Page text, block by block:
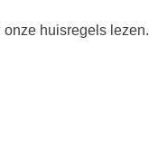
onze huisregels lezen.